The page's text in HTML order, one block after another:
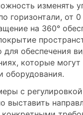
изменять
горизонтали, от
на 360°
для обеспечения
которые
оборудования.
с
выставить